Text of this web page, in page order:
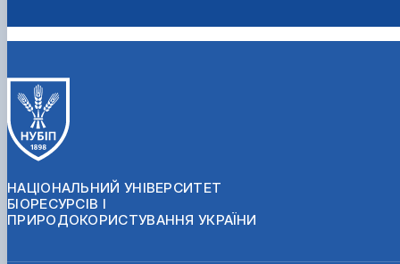
НАЦІОНАЛЬНИЙ УНІВЕРСИТЕТ
БІОРЕСУРСІВ І
ПРИРОДОКОРИСТУВАННЯ УКРАЇНИ